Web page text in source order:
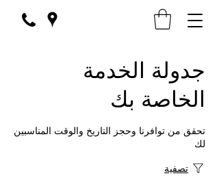
جدولة الخدمة
الخاصة بك
تحقق من توافرنا وحجز التاريخ والوقت المناسبين
لك
تصفية